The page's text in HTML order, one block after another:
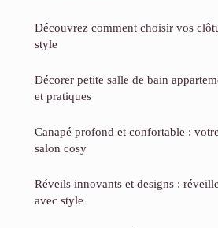
Découvrez comment choisir vos
style
Décorer petite salle de bain
et pratiques
Canapé profond et confortable :
salon cosy
Réveils innovants et designs :
avec style